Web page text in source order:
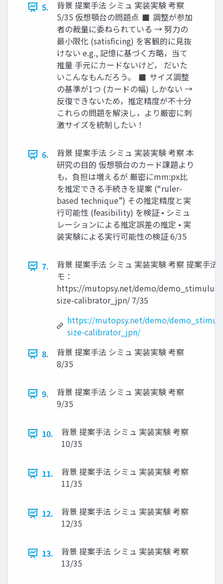
5.
背景 提案手法 シミュ 実装実験 考察
5/35 仮想顎台の問題点 ◼ 調整が参加
者の裁量に委ねられている → 努力の
最小限化 (satisficing) を客観的に見抜
けない e.g., 記憶に基づく方略，当て
推量 手元にカードないけど， だいた
いこんなもんだろう。 ◼ サイズ調整
の基準が1つ (カードの幅) しかない →
反復できないため，推定精度が不十分
これらの問題を解決し，より厳密に刺
激サイズを統制したい！
6.
背景 提案手法 シミュ 実装実験 考察 本
研究の目的 仮想顎台のカード課題より
も，負担は増えるが 厳密にmm:px比
を推定できる手続きを提案 (“ruler-
based technique”) その推定精度と実
行可能性 (feasibility) を検証 • シミュ
レーションによる推定誤差の推定 • 実
装実験による実行可能性の検証 6/35
7.
背景 提案手法 シミュ 実装実験 考察 提案手法
モ：
https://mutopsy.net/demo/demo_stimulus-
size-calibrator_jpn/ 7/35
https://mutopsy.net/demo/
size-calibrator_jpn/
8.
背景 提案手法 シミュ 実装実験 考察
8/35
9.
背景 提案手法 シミュ 実装実験 考察
9/35
10.
背景 提案手法 シミュ 実装実験 考察
10/35
11.
背景 提案手法 シミュ 実装実験 考察
11/35
12.
背景 提案手法 シミュ 実装実験 考察
12/35
13.
背景 提案手法 シミュ 実装実験 考察
13/35